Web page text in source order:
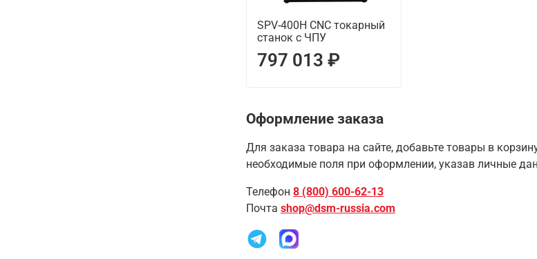
SPV-400H CNC токарный
станок с ЧПУ
797 013 ₽
Оформление заказа
Для заказа товара на сайте, добавьте товары в
необходимые поля при оформлении, указав личные
Телефон 8 (800) 600-62-13
Почта shop@dsm-russia.com